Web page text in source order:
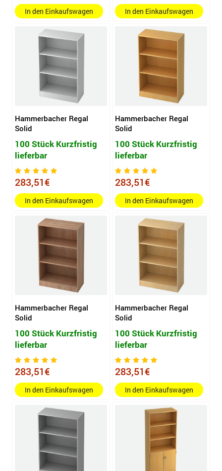
In den Einkaufswagen In den Einkaufswagen
Hammerbacher Regal
Solid
100 Stück Kurzfristig
lieferbar
283,51€
In den Einkaufswagen
Hammerbacher Regal
Solid
100 Stück Kurzfristig
lieferbar
283,51€
In den Einkaufswagen
Hammerbacher Regal
Solid
100 Stück Kurzfristig
lieferbar
283,51€
In den Einkaufswagen
Hammerbacher Regal
Solid
100 Stück Kurzfristig
lieferbar
283,51€
In den Einkaufswagen